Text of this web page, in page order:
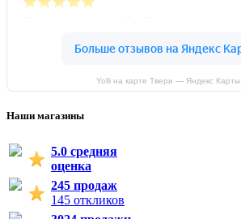
Yolli на карте Твери — Яндекс Карты
Наши магазины
5.0 средняя
оценка
245 продаж
145 откликов